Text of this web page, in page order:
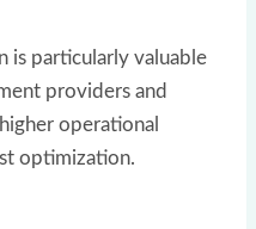
is particularly valuable
providers and
operational
optimization.